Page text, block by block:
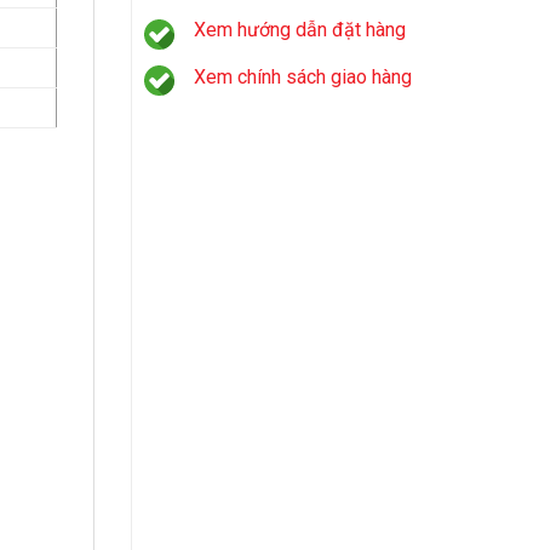
Xem hướng dẫn đặt hàng
Xem chính sách giao hàng